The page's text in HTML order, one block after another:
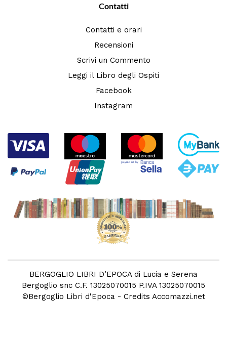
Contatti
Contatti e orari
Recensioni
Scrivi un Commento
Leggi il Libro degli Ospiti
Facebook
Instagram
BERGOGLIO LIBRI D’EPOCA di Lucia e Serena
Bergoglio snc C.F. 13025070015 P.IVA 13025070015
©Bergoglio Libri d'Epoca - Credits Accomazzi.net